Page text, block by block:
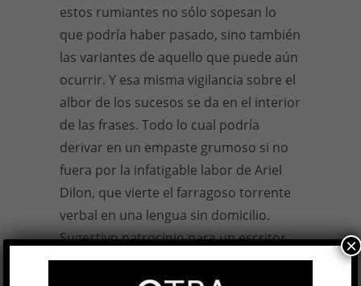
estos rumiantes no sólo sopesan lo
que podría haber pasado, sino también
las variantes de aquello que puede aún
ocurrir. Y esa misma vigilancia sobre el
albor de los sucesos se da en el interior
de las frases. Todo lo cual podría
derivar en un empaste grumoso si no
fuera por la infatigable labor de Ariel
Dilon, que vierte el farragoso torrente
verbal en una lengua sin domicilio.
Sugestivo patrocinio para un escritor
que prefirió no reclamar herencia
×